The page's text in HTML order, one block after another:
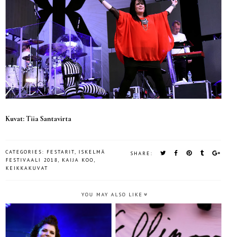
Kuvat: Tiia Santavirta
SHARE:
CATEGORIES: FESTARIT, ISKELMÄ
FESTIVAALI 2018, KAIJA KOO,
KEIKKAKUVAT
YOU MAY ALSO LIKE